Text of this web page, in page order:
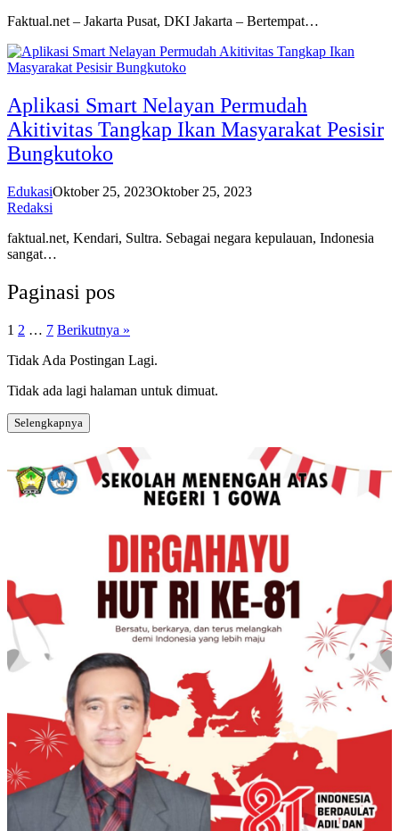
Faktual.net – Jakarta Pusat, DKI Jakarta – Bertempat…
Aplikasi Smart Nelayan Permudah
Akitivitas Tangkap Ikan Masyarakat Pesisir
Bungkutoko
EdukasiOktober 25, 2023Oktober 25, 2023
Redaksi
faktual.net, Kendari, Sultra. Sebagai negara kepulauan, Indonesia
sangat…
Paginasi pos
1 2 … 7 Berikutnya »
Tidak Ada Postingan Lagi.
Tidak ada lagi halaman untuk dimuat.
Selengkapnya